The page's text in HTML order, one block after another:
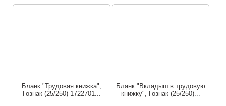
Бланк "Трудовая книжка",
Гознак (25/250) 1722701...
Бланк "Вкладыш в трудовую
книжку", Гознак (25/250)...